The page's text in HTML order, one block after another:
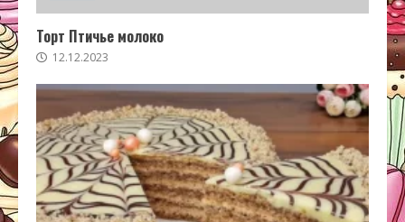
Торт Птичье молоко
12.12.2023